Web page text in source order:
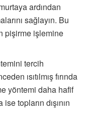
ardından
sağlayın. Bu
pişirme işlemine
tercih
ısıtılmış fırında
yöntemi daha hafif
topların dışının